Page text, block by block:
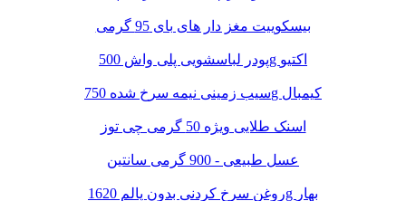
بیسکوییت مغز دار های بای 95 گرمی
پودر لباسشویی پلی واش 500g اکتیو
سیب زمینی نیمه سرخ شده 750g کیمبال
اسنک طلایی ویژه 50 گرمی چی توز
عسل طبیعی - 900 گرمی سانتین
روغن سرخ کردنی بدون پالم 1620g بهار